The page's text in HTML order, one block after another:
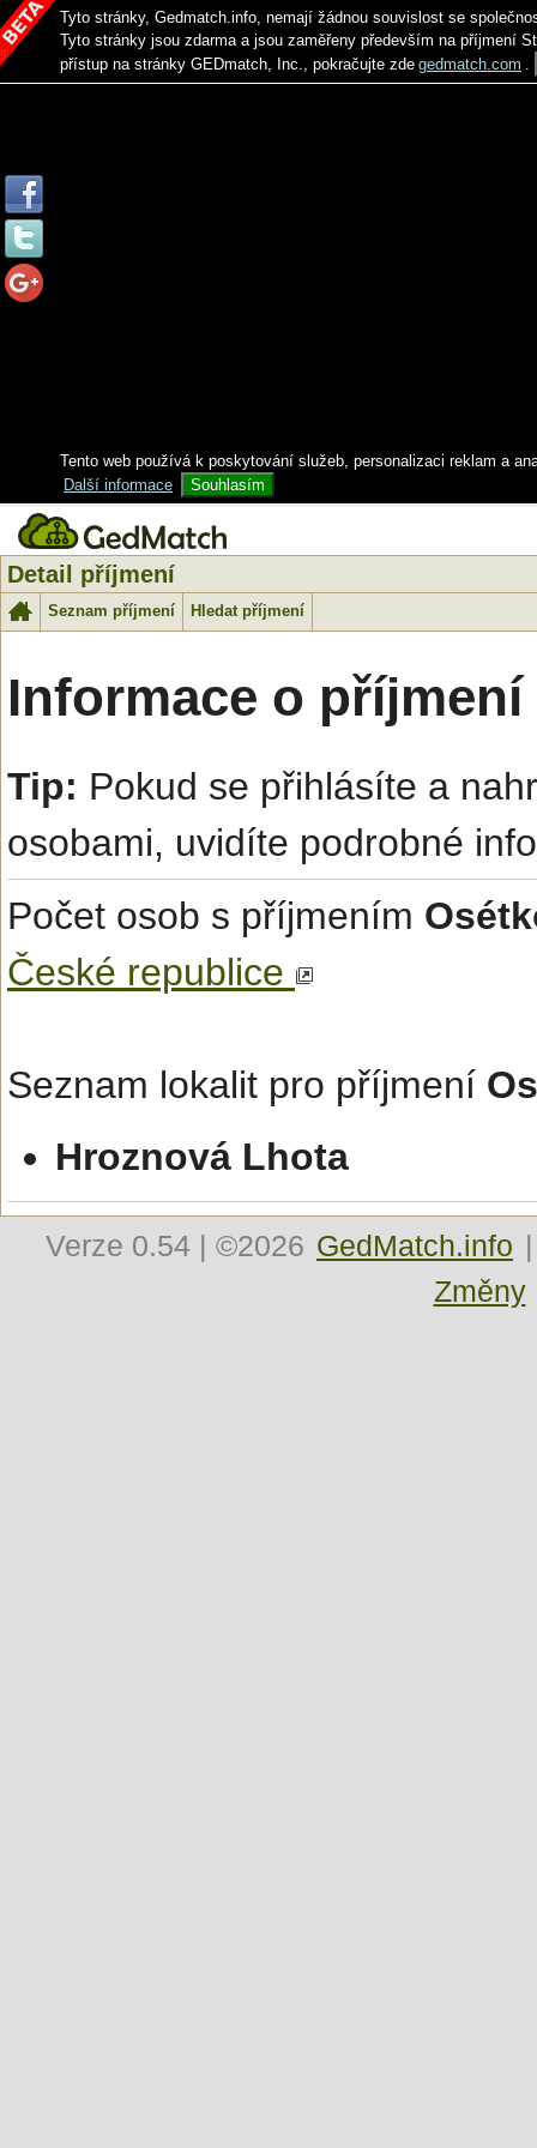
Tyto stránky, Gedmatch.info, nemají žádnou souvislost se
Tyto stránky jsou zdarma a jsou zaměřeny především na příjmení
přístup na stránky GEDmatch, Inc., pokračujte zde gedmatch.com .
Tento web používá k poskytování služeb, personalizaci reklam a
Další informace
Souhlasím
Detail příjmení
Seznam příjmení Hledat příjmení
Informace o příjmení
Tip: Pokud se přihlásíte a
osobami, uvidíte podrobné
Počet osob s příjmením
České republice
Seznam lokalit pro příjmení
Hroznová Lhota
Verze 0.54 | ©2026 GedMatch.info
Změny